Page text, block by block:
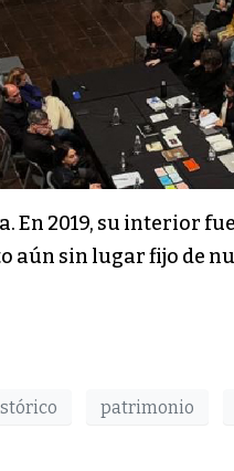
En 2019, su interior
aún sin lugar fijo de
patrimonio